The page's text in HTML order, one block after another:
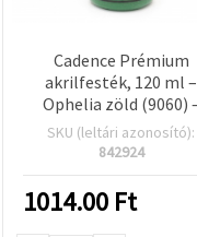
Cadence Prémium
akrilfesték, 120 ml –
Ophelia zöld (9060)
magas
vízbázisú, gyorsan
száradó, vászonra,
papírra, hobbi,
és DIY projektekhez
SKU (leltári azonosító):
842924
1014.00 Ft